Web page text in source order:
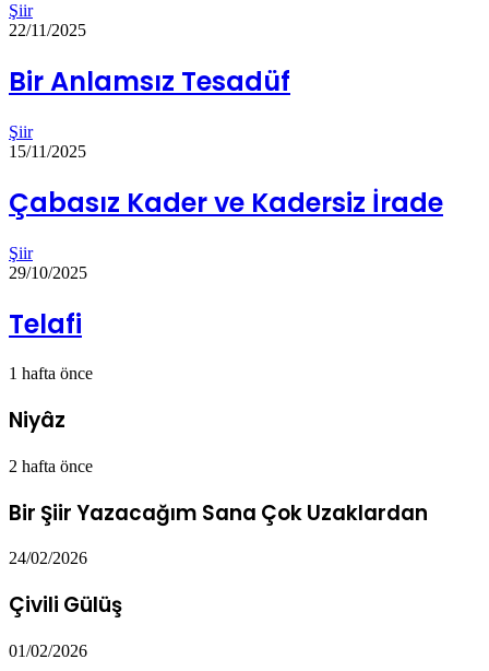
Şiir
22/11/2025
Bir Anlamsız Tesadüf
Şiir
15/11/2025
Çabasız Kader ve Kadersiz İrade
Şiir
29/10/2025
Telafi
1 hafta önce
Niyâz
2 hafta önce
Bir Şiir Yazacağım Sana Çok Uzaklardan
24/02/2026
Çivili Gülüş
01/02/2026